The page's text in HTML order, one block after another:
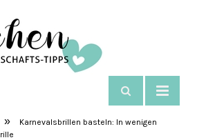
»
Karnevalsbrillen basteln: In wenigen